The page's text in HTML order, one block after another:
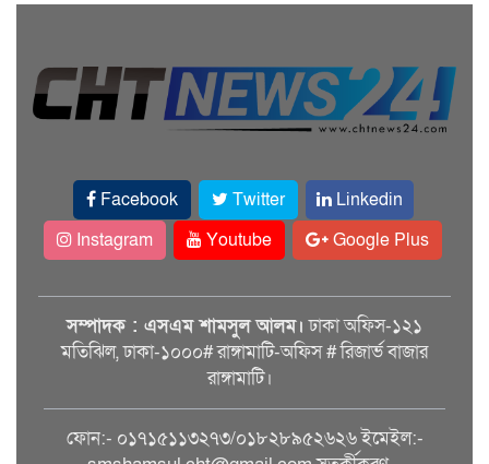
Facebook Twitter
Linkedin
Instagram
Youtube Google Plus
সম্পাদক : এসএম শামসুল আলম। ঢাকা অফিস-১২১
মতিঝিল, ঢাকা-১০০০# রাঙ্গামাটি-অফিস # রিজার্ভ বাজার
রাঙ্গামাটি।
ফোন:- ০১৭১৫১১৩২৭৩/০১৮২৮৯৫২৬২৬ ইমেইল:-